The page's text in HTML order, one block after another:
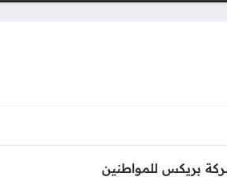
بريكس للمواطنين